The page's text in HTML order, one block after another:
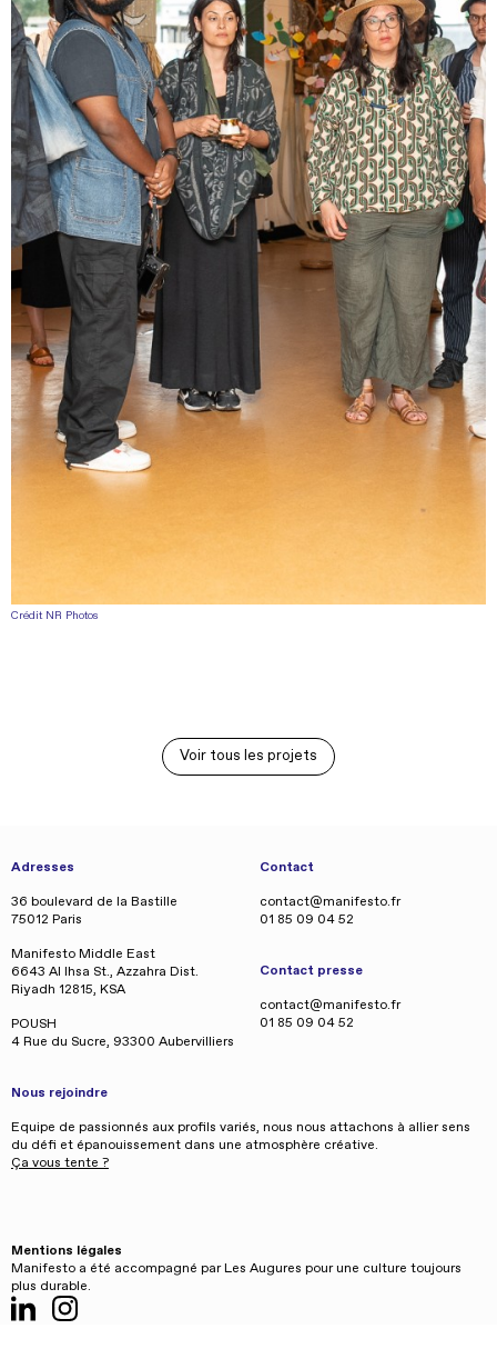
Crédit NR Photos
Voir tous les projets
Adresses
36 boulevard de la Bastille
75012 Paris
Manifesto Middle East
6643 Al Ihsa St., Azzahra Dist.
Riyadh 12815, KSA
POUSH
4 Rue du Sucre, 93300 Aubervilliers
Contact
contact@manifesto.fr
01 85 09 04 52
Contact presse
contact@manifesto.fr
01 85 09 04 52
Nous rejoindre
Equipe de passionnés aux profils variés, nous nous attachons à allier sens
du défi et épanouissement dans une atmosphère créative.
Ça vous tente ?
Mentions légales
Manifesto a été accompagné par Les Augures pour une culture toujours
plus durable.